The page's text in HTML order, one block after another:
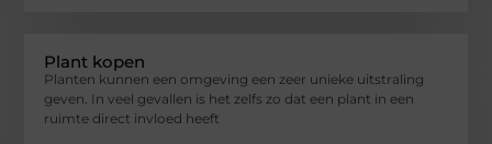
Plant kopen
Planten kunnen een omgeving een zeer unieke uitstraling
geven. In veel gevallen is het zelfs zo dat een plant in een
ruimte direct invloed heeft